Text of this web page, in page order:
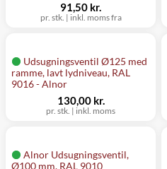
pr. stk. | inkl. moms fra
91,50 kr.
Udsugningsventil Ø125 med
ramme, lavt lydniveau, RAL
9016 - Alnor
pr. stk. | inkl. moms
130,00 kr.
Alnor Udsugningsventil,
Ø100 mm, RAL 9010